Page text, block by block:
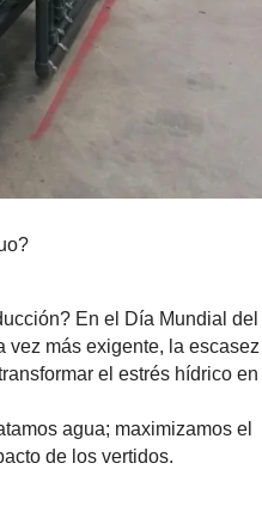
En el Día Mundial del
vez más exigente, la escasez
el estrés hídrico en
agua; maximizamos el
de los vertidos.